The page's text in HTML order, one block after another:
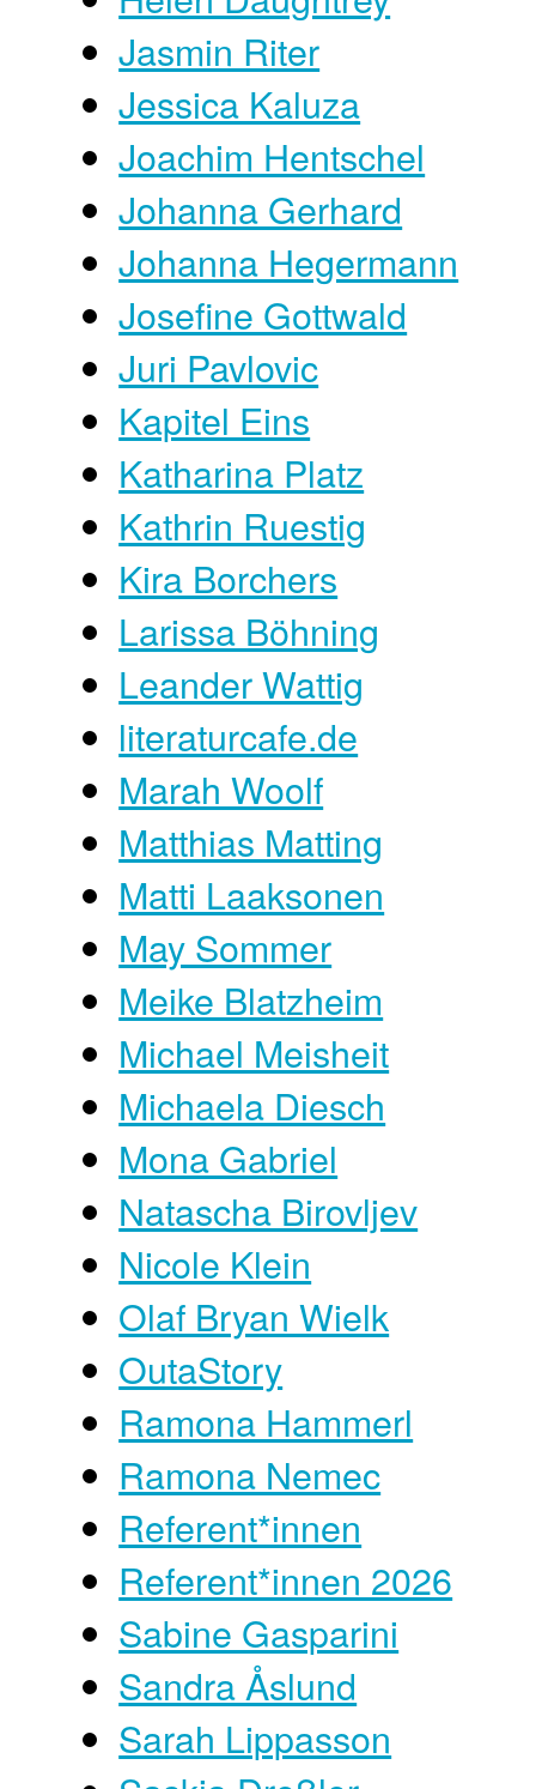
Jasmin Riter
Jessica Kaluza
Joachim Hentschel
Johanna Gerhard
Johanna Hegermann
Josefine Gottwald
Juri Pavlovic
Kapitel Eins
Katharina Platz
Kathrin Ruestig
Kira Borchers
Larissa Böhning
Leander Wattig
literaturcafe.de
Marah Woolf
Matthias Matting
Matti Laaksonen
May Sommer
Meike Blatzheim
Michael Meisheit
Michaela Diesch
Mona Gabriel
Natascha Birovljev
Nicole Klein
Olaf Bryan Wielk
OutaStory
Ramona Hammerl
Ramona Nemec
Referent*innen
Referent*innen 2026
Sabine Gasparini
Sandra Åslund
Sarah Lippasson